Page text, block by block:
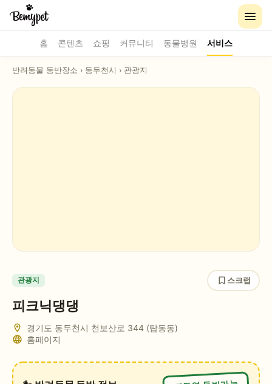
홈 콘텐츠 쇼핑 커뮤니티 동물병원 서비스
반려동물 동반장소 › 동두천시 › 관광지
관광지 스크랩
피크닉댕댕
경기도 동두천시 천보산로 344 (탑동동)
홈페이지